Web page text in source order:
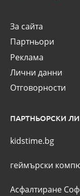
За сайта
Партньори
Реклама
Лични данни
Отговорности
ПАРТНЬОРСКИ
kidstime.bg
геймърски
Асфалтиране